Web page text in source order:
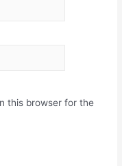
this browser for the